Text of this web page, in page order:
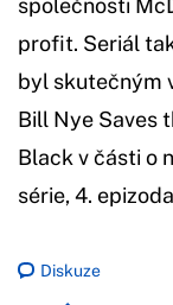
společnosti
profit. Seriál
byl skutečným
Bill Nye Saves
Black v části o
série, 4.
Diskuze